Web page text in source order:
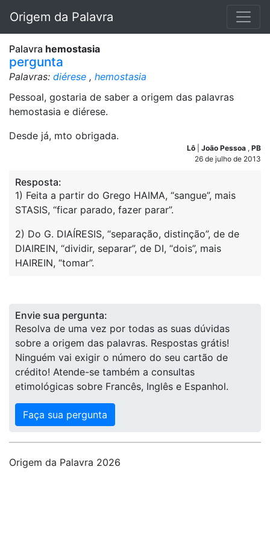
Origem da Palavra
Palavra hemostasia
pergunta
Palavras: diérese , hemostasia
Pessoal, gostaria de saber a origem das palavras
hemostasia e diérese.
Desde já, mto obrigada.
Lô João Pessoa , PB
26 de julho de 2013
Resposta:
1) Feita a partir do Grego HAIMA, “sangue”, mais
STASIS, “ficar parado, fazer parar”.
2) Do G. DIAÍRESIS, “separação, distinção”, de de
DIAIREIN, “dividir, separar”, de DI, “dois”, mais
HAIREIN, “tomar”.
Envie sua pergunta:
Resolva de uma vez por todas as suas dúvidas
sobre a origem das palavras. Respostas grátis!
Ninguém vai exigir o número do seu cartão de
crédito! Atende-se também a consultas
etimológicas sobre Francês, Inglês e Espanhol.
Faça sua pergunta
Origem da Palavra 2026